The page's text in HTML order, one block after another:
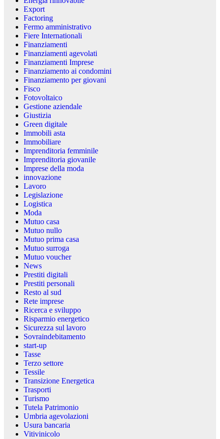
Export
Factoring
Fermo amministrativo
Fiere Internationali
Finanziamenti
Finanziamenti agevolati
Finanziamenti Imprese
Finanziamento ai condomini
Finanziamento per giovani
Fisco
Fotovoltaico
Gestione aziendale
Giustizia
Green digitale
Immobili asta
Immobiliare
Imprenditoria femminile
Imprenditoria giovanile
Imprese della moda
innovazione
Lavoro
Legislazione
Logistica
Moda
Mutuo casa
Mutuo nullo
Mutuo prima casa
Mutuo surroga
Mutuo voucher
News
Prestiti digitali
Prestiti personali
Resto al sud
Rete imprese
Ricerca e sviluppo
Risparmio energetico
Sicurezza sul lavoro
Sovraindebitamento
start-up
Tasse
Terzo settore
Tessile
Transizione Energetica
Trasporti
Turismo
Tutela Patrimonio
Umbria agevolazioni
Usura bancaria
Vitivinicolo